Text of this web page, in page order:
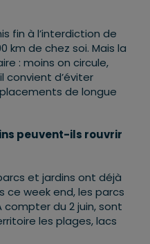
fin à l’interdiction de
km de chez soi. Mais la
: moins on circule,
convient d’éviter
de longue
peuvent-ils rouvrir
et jardins ont déjà
ce week end, les parcs
compter du 2 juin, sont
les plages, lacs